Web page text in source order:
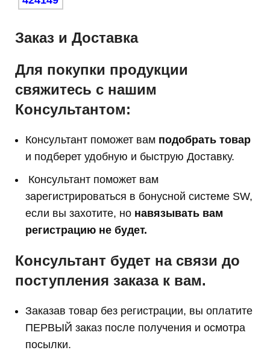
Заказ и Доставка
Для покупки продукции
свяжитесь с нашим
Консультантом:
Консультант поможет вам подобрать товар
и подберет удобную и быструю Доставку.
Консультант поможет вам
зарегистрироваться в бонусной системе SW,
если вы захотите, но навязывать вам
регистрацию не будет.
Консультант будет на связи до
поступления заказа к вам.
Заказав товар без регистрации, вы оплатите
ПЕРВЫЙ заказ после получения и осмотра
посылки.